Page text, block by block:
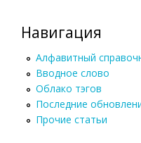
Навигация
Алфавитный
Вводное слово
Облако тэгов
Последние
Прочие статьи